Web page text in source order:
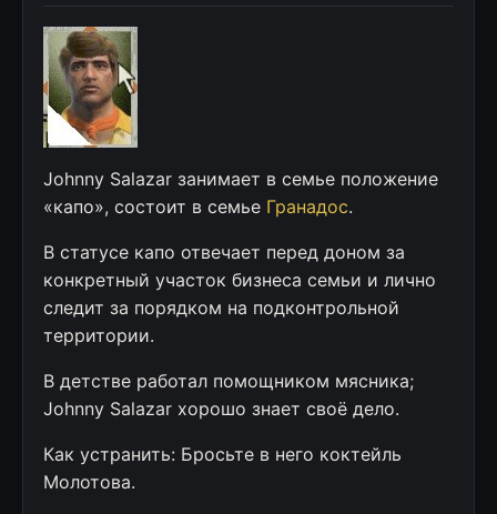
Johnny Salazar занимает в семье положение
«капо», состоит в семье Гранадос.
В статусе капо отвечает перед доном за
конкретный участок бизнеса семьи и лично
следит за порядком на подконтрольной
территории.
В детстве работал помощником мясника;
Johnny Salazar хорошо знает своё дело.
Как устранить: Бросьте в него коктейль
Молотова.